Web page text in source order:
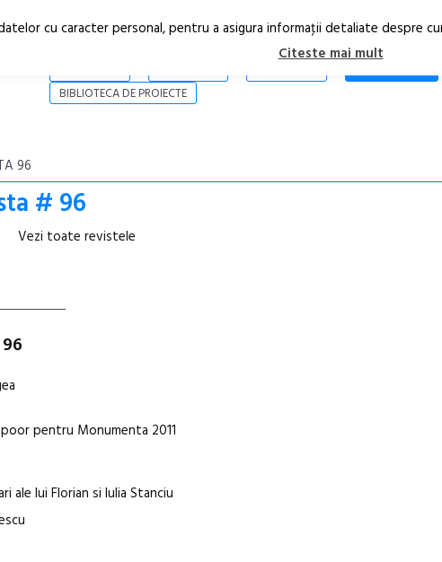
REVISTA PRINT
BIBLIOTECA DE PROIECTE
96
# 96
Vezi toate revistele
pentru Monumenta 2011
ale lui Florian si Iulia Stanciu
cu caracter personal, pentru a asigura informaţii detaliate despre
Citeste mai mult